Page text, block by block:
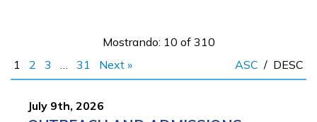
Mostrando: 10 of 310
1
2 3 … 31 Next » ASC / DESC
July 9th, 2026